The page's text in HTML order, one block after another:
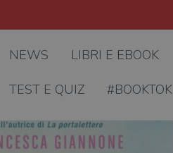
NEWS LIBRI E EBOOK
TEST E QUIZ #BOOKTOK